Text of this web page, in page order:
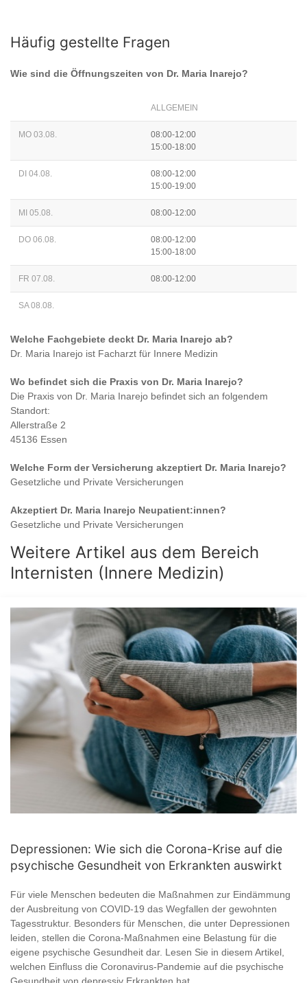
Häufig gestellte Fragen
Wie sind die Öffnungszeiten von Dr. Maria Inarejo?
ALLGEMEIN
MO 03.08.
08:00-12:00
15:00-18:00
DI 04.08.
08:00-12:00
15:00-19:00
MI 05.08. 08:00-12:00
DO 06.08.
08:00-12:00
15:00-18:00
FR 07.08. 08:00-12:00
SA 08.08.
Welche Fachgebiete deckt Dr. Maria Inarejo ab?
Dr. Maria Inarejo ist Facharzt für Innere Medizin
Wo befindet sich die Praxis von Dr. Maria Inarejo?
Die Praxis von Dr. Maria Inarejo befindet sich an folgendem
Standort:
Allerstraße 2
45136 Essen
Welche Form der Versicherung akzeptiert Dr. Maria Inarejo?
Gesetzliche und Private Versicherungen
Akzeptiert Dr. Maria Inarejo Neupatient:innen?
Gesetzliche und Private Versicherungen
Weitere Artikel aus dem Bereich
Internisten (Innere Medizin)
Depressionen: Wie sich die Corona-Krise auf die
psychische Gesundheit von Erkrankten auswirkt
Für viele Menschen bedeuten die Maßnahmen zur Eindämmung
der Ausbreitung von COVID-19 das Wegfallen der gewohnten
Tagesstruktur. Besonders für Menschen, die unter Depressionen
leiden, stellen die Corona-Maßnahmen eine Belastung für die
eigene psychische Gesundheit dar. Lesen Sie in diesem Artikel,
welchen Einfluss die Coronavirus-Pandemie auf die psychische